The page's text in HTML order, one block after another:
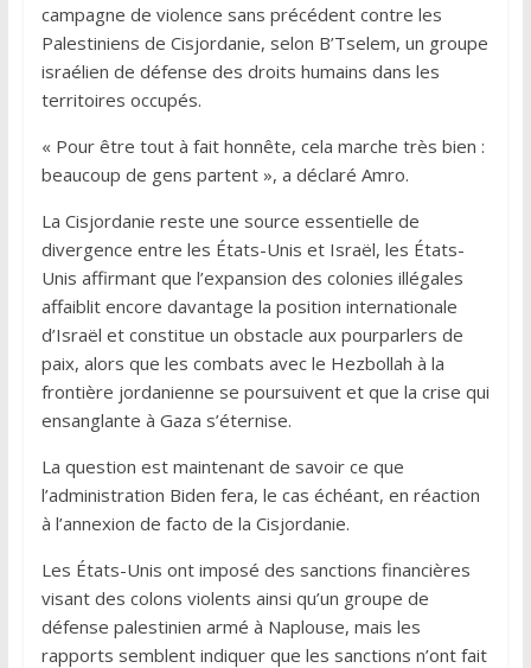
campagne de violence sans précédent contre les
Palestiniens de Cisjordanie, selon B’Tselem, un groupe
israélien de défense des droits humains dans les
territoires occupés.
« Pour être tout à fait honnête, cela marche très bien :
beaucoup de gens partent », a déclaré Amro.
La Cisjordanie reste une source essentielle de
divergence entre les États-Unis et Israël, les États-
Unis affirmant que l’expansion des colonies illégales
affaiblit encore davantage la position internationale
d’Israël et constitue un obstacle aux pourparlers de
paix, alors que les combats avec le Hezbollah à la
frontière jordanienne se poursuivent et que la crise qui
ensanglante à Gaza s’éternise.
La question est maintenant de savoir ce que
l’administration Biden fera, le cas échéant, en réaction
à l’annexion de facto de la Cisjordanie.
Les États-Unis ont imposé des sanctions financières
visant des colons violents ainsi qu’un groupe de
défense palestinien armé à Naplouse, mais les
rapports semblent indiquer que les sanctions n’ont fait